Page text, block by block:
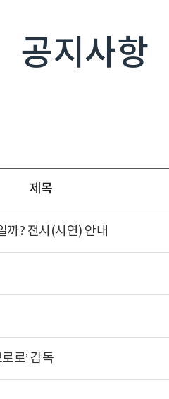
공지사항
제목
까? 전시(시연) 안내
로’ 감독